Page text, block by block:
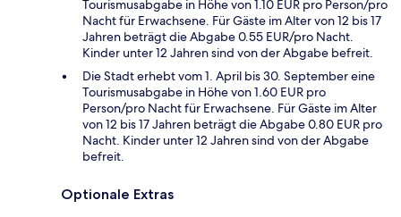
Tourismusabgabe in Höhe von 1.10 EUR pro Person/pro
Nacht für Erwachsene. Für Gäste im Alter von 12 bis 17
Jahren beträgt die Abgabe 0.55 EUR/pro Nacht.
Kinder unter 12 Jahren sind von der Abgabe befreit.
Die Stadt erhebt vom 1. April bis 30. September eine
Tourismusabgabe in Höhe von 1.60 EUR pro
Person/pro Nacht für Erwachsene. Für Gäste im Alter
von 12 bis 17 Jahren beträgt die Abgabe 0.80 EUR pro
Nacht. Kinder unter 12 Jahren sind von der Abgabe
befreit.
Optionale Extras